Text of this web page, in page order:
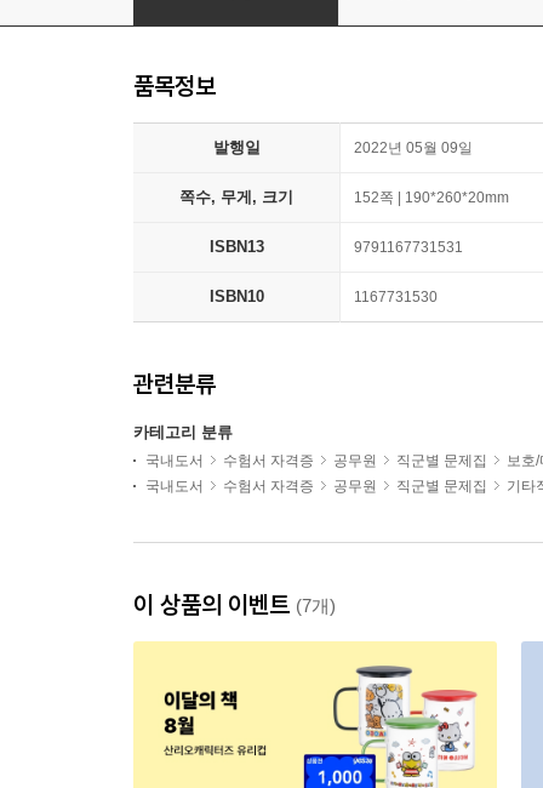
품목정보
발행일 2022년 05월 09일
쪽수, 무게, 크기 152쪽 | 190*260*20mm
ISBN13 9791167731531
ISBN10 1167731530
관련분류
카테고리 분류
국내도서 수험서 자격증 공무원 직군별 문제집
보호
국내도서
수험서 자격증 공무원 직군별 문제집 기타
이 상품의 이벤트 (7개)